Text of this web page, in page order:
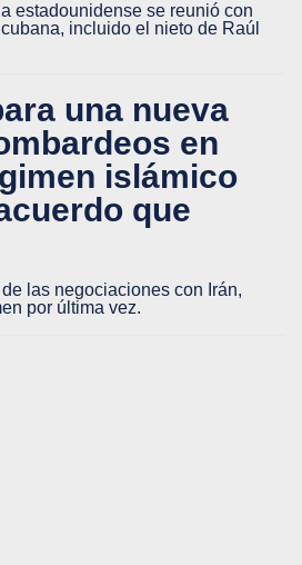
estadounidense se reunió con
incluido el nieto de Raúl
una nueva
en
islámico
que
las negociaciones con Irán,
por última vez.